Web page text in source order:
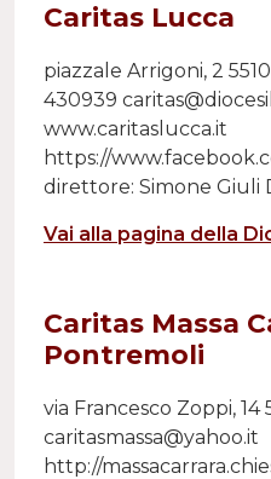
Caritas Lucca
piazzale Arrigoni, 2
430939
www.caritaslucca.it
https://
direttore: Simone Giuli
Vai alla pagina della
Caritas Massa
Pontremoli
via Francesco Zoppi, 14
caritasmassa@yahoo.it
http://